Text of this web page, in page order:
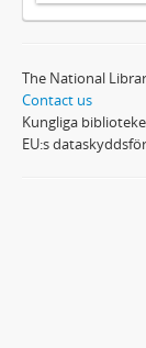
The National
Contact us
Kungliga
EU:s